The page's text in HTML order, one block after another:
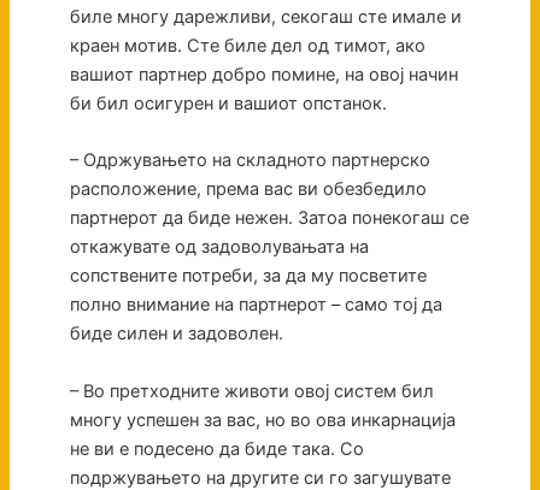
биле многу дарежливи, секогаш сте имале и
краен мотив. Сте биле дел од тимот, ако
вашиот партнер добро помине, на овој начин
би бил осигурен и вашиот опстанок.
– Одржувањето на складното партнерско
расположение, према вас ви обезбедило
партнерот да биде нежен. Затоа понекогаш се
откажувате од задоволувањата на
сопствените потреби, за да му посветите
полно внимание на партнерот – само тој да
биде силен и задоволен.
– Во претходните животи овој систем бил
многу успешен за вас, но во ова инкарнација
не ви е подесено да биде така. Со
подржувањето на другите си го загушувате